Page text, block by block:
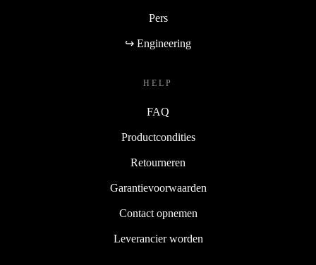
Pers
↪ Engineering
HELP
FAQ
Productcondities
Retourneren
Garantievoorwaarden
Contact opnemen
Leverancier worden